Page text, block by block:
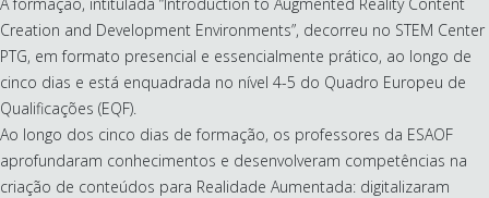
Creation and Development Environments”, decorreu no STEM Center
PTG, em formato presencial e essencialmente prático, ao longo de
cinco dias e está enquadrada no nível 4-5 do Quadro Europeu de
Qualificações (EQF).
Ao longo dos cinco dias de formação, os professores da ESAOF
aprofundaram conhecimentos e desenvolveram competências na
criação de conteúdos para Realidade Aumentada: digitalizaram